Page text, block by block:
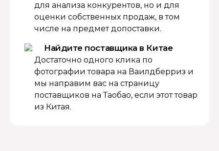
для анализа конкурентов, но и для
оценки собственных продаж, в том
числе на предмет допоставки.
Найдите поставщика в Китае
Достаточно одного клика по
фотографии товара на Ваилдберриз и
мы направим вас на страницу
поставщиков на Таобао, если этот товар
из Китая.